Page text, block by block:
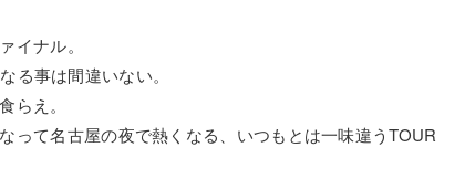
イナル。
る事は間違いない。
らえ。
って名古屋の夜で熱くなる、いつもとは一味違うTOUR